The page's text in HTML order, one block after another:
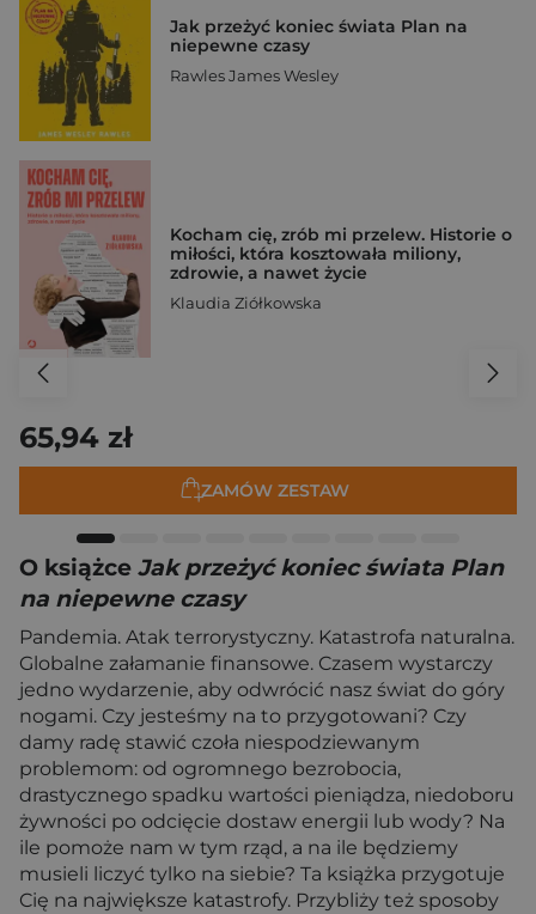
Jak przeżyć koniec świata Plan na
niepewne czasy
Rawles James Wesley
Kocham cię, zrób mi przelew. Historie o
miłości, która kosztowała miliony,
zdrowie, a nawet życie
Klaudia Ziółkowska
65,94 zł
ZAMÓW ZESTAW
O książce Jak przeżyć koniec świata Plan
na niepewne czasy
Pandemia. Atak terrorystyczny. Katastrofa naturalna.
Globalne załamanie finansowe. Czasem wystarczy
jedno wydarzenie, aby odwrócić nasz świat do góry
nogami. Czy jesteśmy na to przygotowani? Czy
damy radę stawić czoła niespodziewanym
problemom: od ogromnego bezrobocia,
drastycznego spadku wartości pieniądza, niedoboru
żywności po odcięcie dostaw energii lub wody? Na
ile pomoże nam w tym rząd, a na ile będziemy
musieli liczyć tylko na siebie? Ta książka przygotuje
Cię na największe katastrofy. Przybliży też sposoby